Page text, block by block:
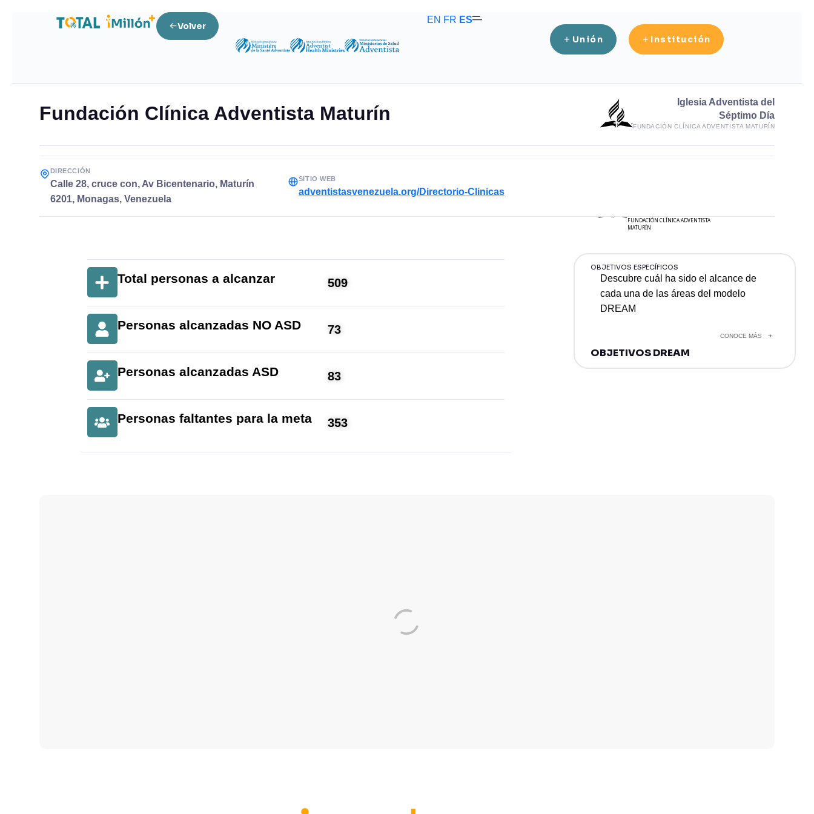
Volver
EN FR ES
Unión Institución
Fundación Clínica Adventista Maturín
Iglesia Adventista del
Séptimo Día
FUNDACIÓN CLÍNICA ADVENTISTA MATURÍN
DIRECCIÓN
Calle 28, cruce con, Av Bicentenario, Maturín
6201, Monagas, Venezuela
SITIO WEB
adventistasvenezuela.org/Directorio-Clinicas
FUNDACIÓN CLÍNICA ADVENTISTA
MATURÍN
Total personas a alcanzar 509
Personas alcanzadas NO ASD 73
Personas alcanzadas ASD 83
Personas faltantes para la meta 353
OBJETIVOS ESPECÍFICOS
Descubre cuál ha sido el alcance de
cada una de las áreas del modelo
DREAM
CONOCE MÁS
OBJETIVOS DREAM